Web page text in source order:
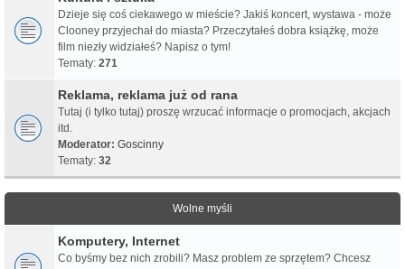
Dzieje się coś ciekawego w mieście? Jakiś koncert, wystawa - może
Clooney przyjechał do miasta? Przeczytałeś dobra książkę, może
film niezły widziałeś? Napisz o tym!
Tematy: 271
Reklama, reklama już od rana
Tutaj (i tylko tutaj) proszę wrzucać informacje o promocjach, akcjach
itd.
Moderator: Goscinny
Tematy: 32
Wolne myśli
Komputery, Internet
Co byśmy bez nich zrobili? Masz problem ze sprzętem? Chcesz